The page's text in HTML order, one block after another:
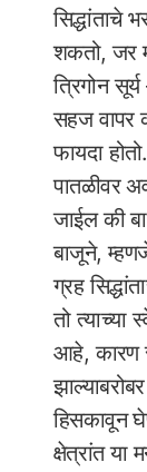
सिद्धांताचे
शकतो, जर
त्रिगोन
सहज वापर
फायदा
पातळीवर
जाईल की
बाजूने,
ग्रह
तो त्याच्या
आहे, कारण
हिसकावून
क्षेत्रांत या